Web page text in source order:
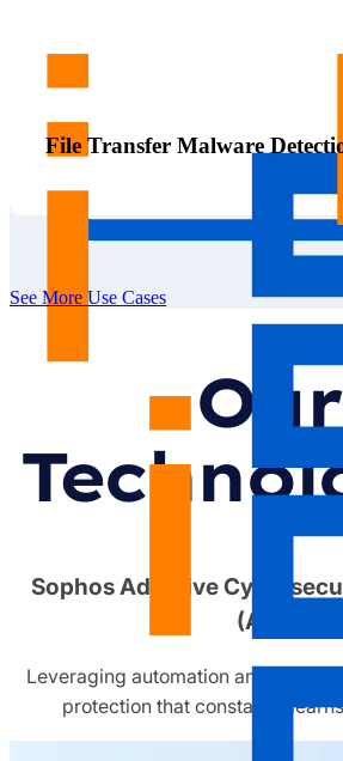
File Transfer Malware
See More Use Cases
Our
Sophos Adaptive
(ACE)
Leveraging automation and human
protection that constantly